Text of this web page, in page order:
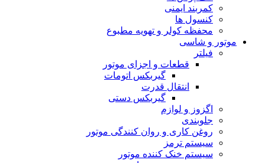
کمربند ایمنی
کنسول ها
محفظه کولر و تهویه مطبوع
موتور و شاسی
فیلتر
قطعات و اجزای موتور
گیربکس اتومات
انتقال قدرت
گیربکس دستی
اگزوز و لوازم
جلوبندی
روغن کاری و روان کنندگی موتور
سیستم ترمز
سیستم خنک کننده موتور